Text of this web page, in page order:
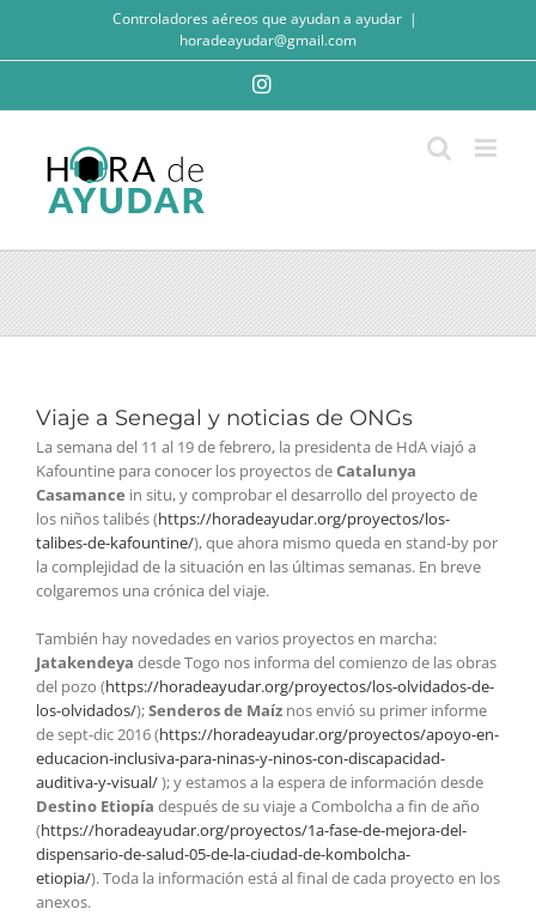
contenido
Controladores aéreos que ayudan a ayudar |
horadeayudar@gmail.com
Instagram
Viaje a Senegal y noticias de ONGs
La semana del 11 al 19 de febrero, la presidenta de HdA viajó a
Kafountine para conocer los proyectos deCatalunya
Casamance in situ, y comprobar el desarrollo del proyecto de
los niños talibés (https://horadeayudar.org/proyectos/los-
talibes-de-kafountine/), que ahora mismo queda en stand-by por
la complejidad de la situación en las últimas semanas. En breve
colgaremos una crónica del viaje.
También hay novedades en varios proyectos en marcha:
Jatakendeya desde Togo nos informa del comienzo de las obras
del pozo (https://horadeayudar.org/proyectos/los-olvidados-de-
los-olvidados/);Senderos de Maíz nos envió su primer informe
de sept-dic 2016 (https://horadeayudar.org/proyectos/apoyo-en-
educacion-inclusiva-para-ninas-y-ninos-con-discapacidad-
auditiva-y-visual/); y estamos a la espera de información desde
Destino Etiopía después de su viaje a Combolcha a fin de año
(https://horadeayudar.org/proyectos/1a-fase-de-mejora-del-
dispensario-de-salud-05-de-la-ciudad-de-kombolcha-
etiopia/). Toda la información está al final de cada proyecto en los
anexos.